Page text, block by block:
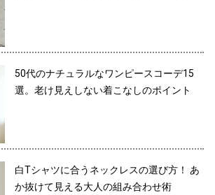
50代のナチュラルなワンピースコーデ15
選。老け見えしない着こなしのポイント
白Tシャツに合うネックレスの選び方！ あ
か抜けて見える大人の組み合わせ術